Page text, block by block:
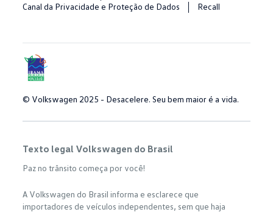
Canal da Privacidade e Proteção de Dados
Recall
© Volkswagen 2025 - Desacelere. Seu bem maior é a vida.
Texto legal Volkswagen do Brasil
Paz no trânsito começa por você!
A Volkswagen do Brasil informa e esclarece que
importadores de veículos independentes, sem que haja